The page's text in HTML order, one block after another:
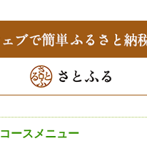
コースメニュー